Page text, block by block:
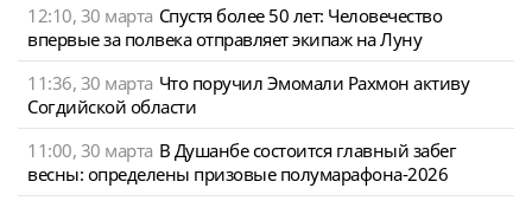
12:10, 30 марта Спустя более 50 лет: Человечество
впервые за полвека отправляет экипаж на Луну
11:36, 30 марта Что поручил Эмомали Рахмон активу
Согдийской области
11:00, 30 марта В Душанбе состоится главный забег
весны: определены призовые полумарафона-2026